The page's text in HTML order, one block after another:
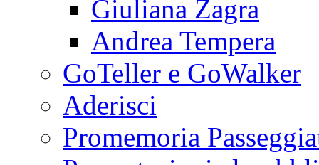
Giuliana Zagra
Andrea Tempera
GoTeller e GoWalker
Aderisci
Promemoria